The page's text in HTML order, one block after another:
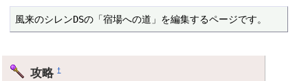
風来のシレンDSの「宿場への道」を編集するページです。
攻略†